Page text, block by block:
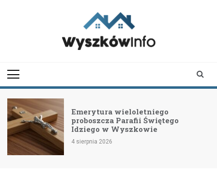
Emerytura wieloletniego
proboszcza Parafii Świętego
Idziego w Wyszkowie
4 sierpnia 2026